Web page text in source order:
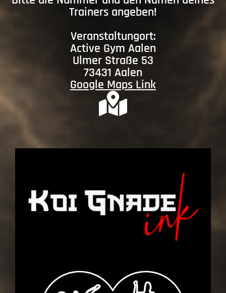
Trainers angeben!
Veranstaltungort:
Active Gym Aalen
Ulmer Straße 53
73431 Aalen
Google Maps Link